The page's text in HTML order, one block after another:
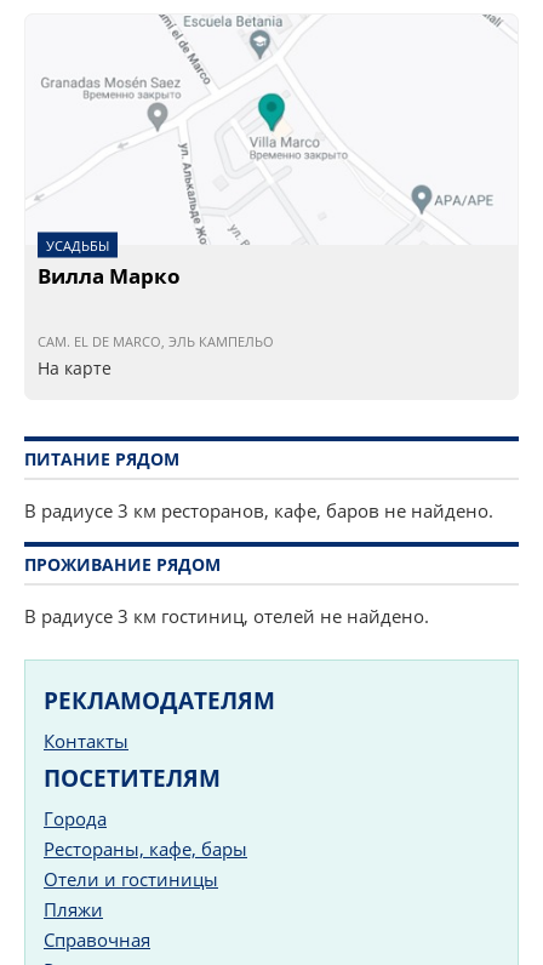
УСАДЬБЫ
Вилла Марко
CAM. EL DE MARCO, ЭЛЬ КАМПЕЛЬО
На карте
ПИТАНИЕ РЯДОМ
В радиусе 3 км ресторанов, кафе, баров не найдено.
ПРОЖИВАНИЕ РЯДОМ
В радиусе 3 км гостиниц, отелей не найдено.
РЕКЛАМОДАТЕЛЯМ
Контакты
ПОСЕТИТЕЛЯМ
Города
Рестораны, кафе, бары
Отели и гостиницы
Пляжи
Справочная